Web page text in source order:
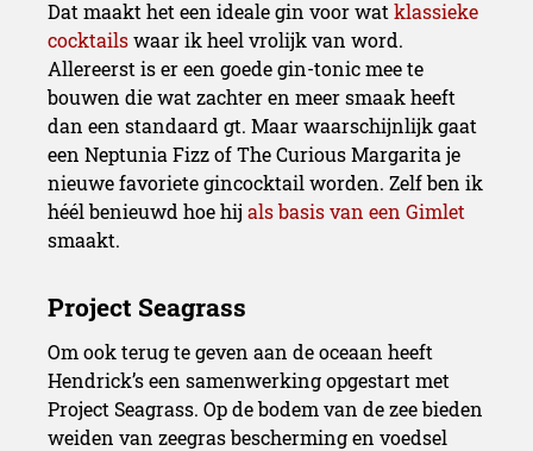
Dat maakt het een ideale gin voor watklassieke
cocktailswaar ik heel vrolijk van word.
Allereerst is er een goede gin-tonic mee te
bouwen die wat zachter en meer smaak heeft
dan een standaard gt. Maar waarschijnlijk gaat
een Neptunia Fizz of The Curious Margarita je
nieuwe favoriete gincocktail worden. Zelf ben ik
héél benieuwd hoe hij als basis van een Gimlet
smaakt.
Om ook terug te geven aan de oceaan heeft
Hendrick’s een samenwerking opgestart met
Project Seagrass. Op de bodem van de zee bieden
weiden van zeegras bescherming en voedsel